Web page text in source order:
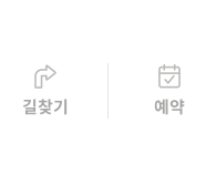
길찾기 예약